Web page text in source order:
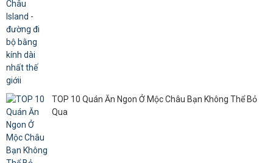
TOP 10 Quán Ăn Ngon Ở Mộc Châu Bạn Không Thể Bỏ
Qua